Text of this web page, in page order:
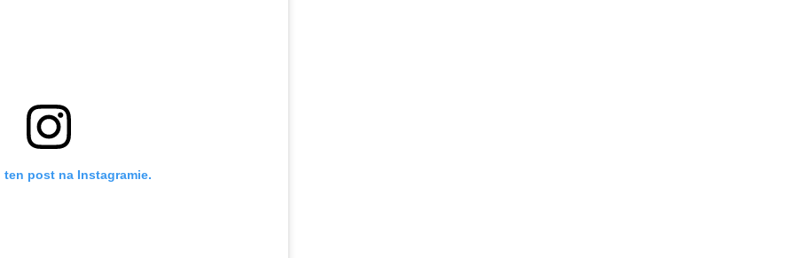
ten post na Instagramie.